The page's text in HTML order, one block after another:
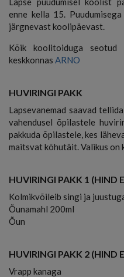
enne kella 15.
järgnevast koolipäevast.
Kõik koolitoiduga
keskkonnas ARNO
HUVIRINGI PAKK
Lapsevanemad saavad
vahendusel õpilastele
pakkuda õpilastele, kes
maitsvat kõhutäit. Valikus on
HUVIRINGI PAKK 1 (HIND
Kolmikvõileib singi ja
Õunamahl 200ml
Õun
HUVIRINGI PAKK 2 (HIND
Vrapp kanaga